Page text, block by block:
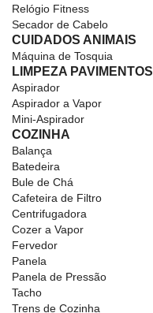
Relógio Fitness
Secador de Cabelo
CUIDADOS ANIMAIS
Máquina de Tosquia
LIMPEZA PAVIMENTOS
Aspirador
Aspirador a Vapor
Mini-Aspirador
COZINHA
Balança
Batedeira
Bule de Chá
Cafeteira de Filtro
Centrifugadora
Cozer a Vapor
Fervedor
Panela
Panela de Pressão
Tacho
Trens de Cozinha